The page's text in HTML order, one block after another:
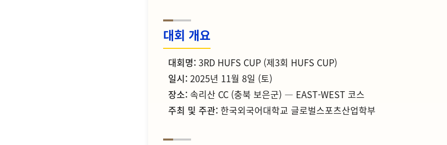
대회 개요
대회명: 3RD HUFS CUP (제3회 HUFS CUP)
일시: 2025년 11월 8일 (토)
장소: 속리산 CC (충북 보은군) — EAST-WEST 코스
주최 및 주관: 한국외국어대학교 글로벌스포츠산업학부